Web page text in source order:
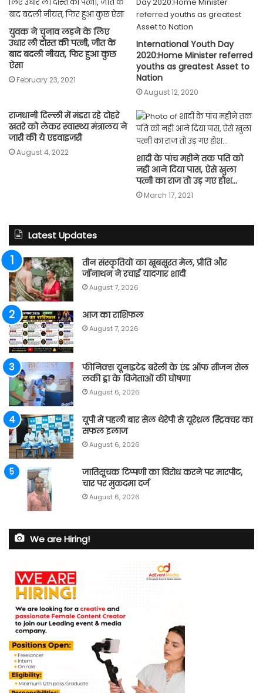
युवक ने चुनाव लड़ने के लिए
उधार ली दोस्त की पत्नी, जीत के
बाद बदली नीयत, फिर हुआ कुछ
ऐसा
February 23, 2021
International Youth Day
2020:Home Minister referred
youths as greatest Asset to
Nation
August 12, 2020
राजधानी दिल्ली में मंडरा रहे दोहरे
खतरे को लेकर स्वास्थ्य मंत्रालय ने
जारी की ये एडवाइजरी
August 4, 2022
शादी के पांच महीने तक पति को
नही आने दिया पास, ऐसे खुला
पत्नी का राज तो उड़ गए होश…
March 17, 2021
Latest Updates
तीन संस्कृतियों का खूबसूरत मेल, प्रीति और
जॉनाथन ने रचाई यादगार शादी
August 7, 2026
आज का राशिफल
August 7, 2026
फीनिक्स यूनाइटेड बरेली के एंड ऑफ सीजन सेल
लकी ड्रा के विजेताओं की घोषणा
August 6, 2026
यूपी में पहली बार सेल थेरेपी से यूरेथ्रल स्ट्रिक्चर का
सफल इलाज
August 6, 2026
जातिसूचक टिप्पणी का विरोध करने पर मारपीट,
चार पर मुकदमा दर्ज
August 6, 2026
We are Hiring!